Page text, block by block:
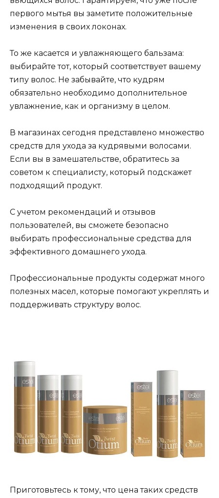
первого мытья вы заметите положительные
изменения в своих локонах.
То же касается и увлажняющего бальзама:
выбирайте тот, который соответствует вашему
типу волос. Не забывайте, что кудрям
обязательно необходимо дополнительное
увлажнение, как и организму в целом.
В магазинах сегодня представлено множество
средств для ухода за кудрявыми волосами.
Если вы в замешательстве, обратитесь за
советом к специалисту, который подскажет
подходящий продукт.
С учетом рекомендаций и отзывов
пользователей, вы сможете безопасно
выбирать профессиональные средства для
эффективного домашнего ухода.
Профессиональные продукты содержат много
полезных масел, которые помогают укреплять и
поддерживать структуру волос.
Приготовьтесь к тому, что цена таких средств